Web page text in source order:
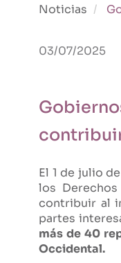
Noticias
03/07/2025
El 1 de julio
los
contribuir al
partes
más de 40
Occidental.